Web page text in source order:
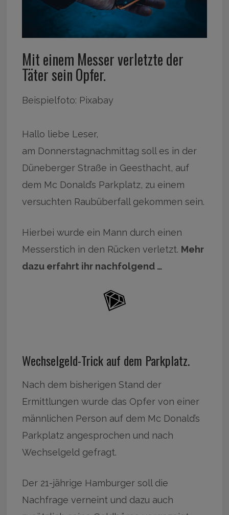
Mit einem Messer verletzte der
Täter sein Opfer.
Beispielfoto: Pixabay
Hallo liebe Leser,
am Donnerstagnachmittag soll es in der
Düneberger Straße in Geesthacht, auf
dem Mc Donald’s Parkplatz, zu einem
versuchten Raubüberfall gekommen sein.
Hierbei wurde ein Mann durch einen
Messerstich in den Rücken verletzt. Mehr
dazu erfahrt ihr nachfolgend …
Wechselgeld-Trick auf dem Parkplatz.
Nach dem bisherigen Stand der
Ermittlungen wurde das Opfer von einer
männlichen Person auf dem Mc Donald’s
Parkplatz angesprochen und nach
Wechselgeld gefragt.
Der 21-jährige Hamburger soll die
Nachfrage verneint und dazu auch